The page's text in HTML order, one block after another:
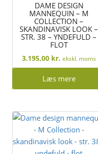
DAME DESIGN
MANNEQUIN – M
COLLECTION –
SKANDINAVISK LOOK –
STR. 38 – YNDEFULD –
FLOT
3.195,00 kr. ekskl. moms
Læs mere